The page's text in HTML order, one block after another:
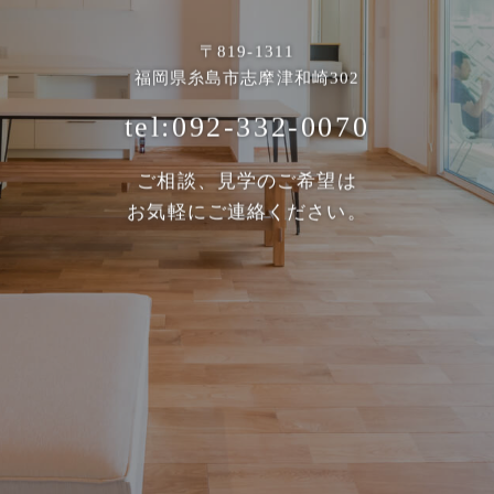
〒819-1311
福岡県糸島市志摩津和崎302
tel:092-332-0070
ご相談、見学のご希望は
お気軽にご連絡ください。